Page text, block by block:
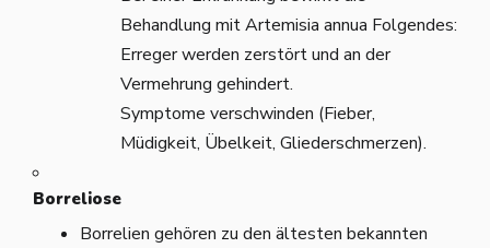
Behandlung mit Artemisia annua Folgendes:
Erreger werden zerstört und an der
Vermehrung gehindert.
Symptome verschwinden (Fieber,
Müdigkeit, Übelkeit, Gliederschmerzen).
Borreliose
Borrelien gehören zu den ältesten bekannten